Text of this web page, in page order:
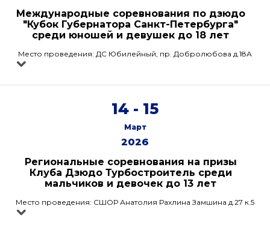
Международные соревнования по дзюдо
"Кубок Губернатора Санкт-Петербурга"
среди юношей и девушек до 18 лет
Место проведения: ДС Юбилейный, пр. Добролюбова д.18А
14 - 15
Март
2026
Региональные соревнования на призы
Клуба Дзюдо Турбостроитель среди
мальчиков и девочек до 13 лет
Место проведения: СШОР Анатолия Рахлина Замшина д.27 к.5